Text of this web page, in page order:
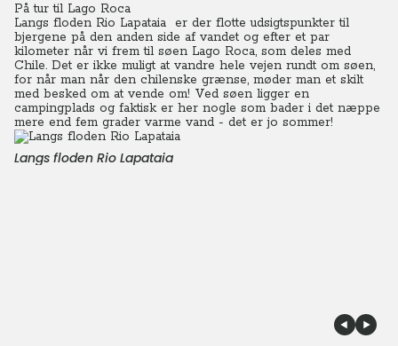
På tur til Lago Roca
Langs floden Rio Lapataia er der flotte udsigtspunkter til
bjergene på den anden side af vandet og efter et par
kilometer når vi frem til søen Lago Roca, som deles med
Chile. Det er ikke muligt at vandre hele vejen rundt om søen,
for når man når den chilenske grænse, møder man et skilt
med besked om at vende om! Ved søen ligger en
campingplads og faktisk er her nogle som bader i det næppe
mere end fem grader varme vand - det er jo sommer!
Langs floden Rio Lapataia